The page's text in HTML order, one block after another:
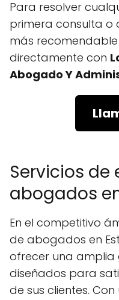
Para resolver
primera consulta o
más
directamente con
Abogado Y
Servicios de
abogados
En el competitivo
de abogados en
ofrecer una amplia
diseñados para
de sus clientes.